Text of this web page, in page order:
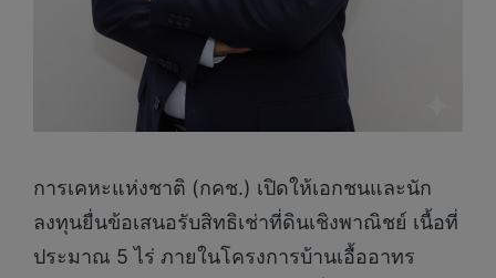
การเคหะแห่งชาติ (กคช.) เปิดให้เอกชนและนัก
ลงทุนยื่นข้อเสนอรับสิทธิเช่าที่ดินเชิงพาณิชย์ เนื้อที่
ประมาณ 5 ไร่ ภายในโครงการบ้านเอื้ออาทร